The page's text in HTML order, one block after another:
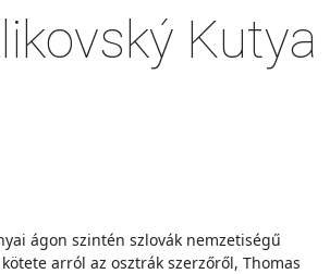
Kutya
ágon szintén szlovák nemzetiségű
arról az osztrák szerzőről, Thomas